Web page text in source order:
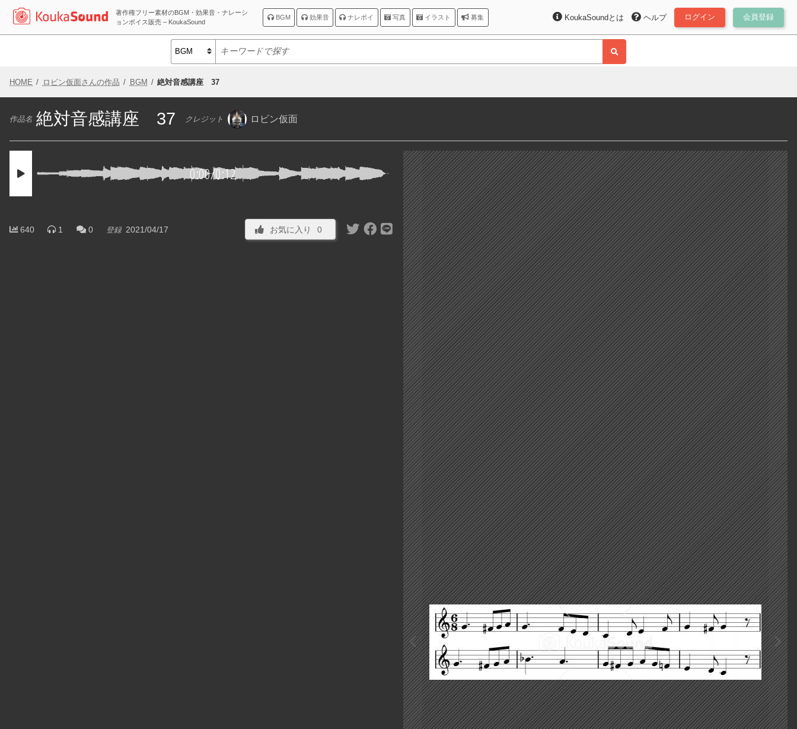
著作権フリー素材のBGM・効果音・ナレーシ
ョンボイス販売 – KoukaSound
BGM 効果音 ナレボイ 写真 イラスト 募集 ログイン 会員登録
ヘルプ
KoukaSoundとは
HOME ロビン仮面さんの作品 BGM 絶対音感講座 37
作品名 絶対音感講座 37 クレジット ロビン仮面
0:00/0:12
640 1 0 登録 2021/04/17 お気に入り 0